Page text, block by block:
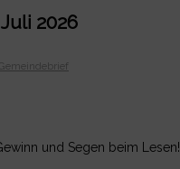
2026
und Segen beim Lesen!